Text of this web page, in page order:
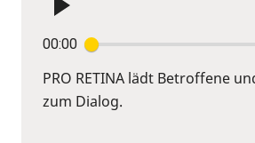
00:00
PRO RETINA lädt Betroffene
zum Dialog.